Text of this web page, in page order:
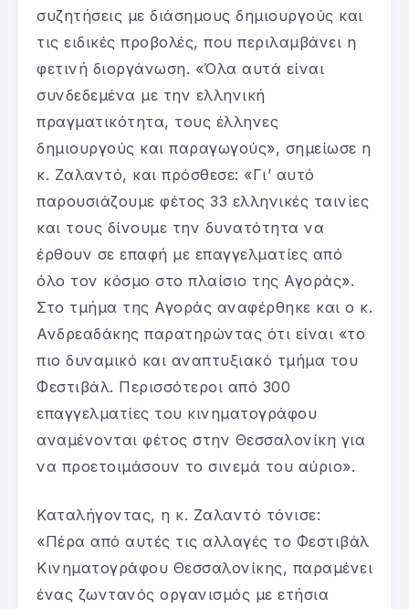
συζητήσεις με διάσημους δημιουργούς και
τις ειδικές προβολές, που περιλαμβάνει η
φετινή διοργάνωση. «Όλα αυτά είναι
συνδεδεμένα με την ελληνική
πραγματικότητα, τους έλληνες
δημιουργούς και παραγωγούς», σημείωσε η
κ. Ζαλαντό, και πρόσθεσε: «Γι’ αυτό
παρουσιάζουμε φέτος 33 ελληνικές ταινίες
και τους δίνουμε την δυνατότητα να
έρθουν σε επαφή με επαγγελματίες από
όλο τον κόσμο στο πλαίσιο της Αγοράς».
Στο τμήμα της Αγοράς αναφέρθηκε και ο κ.
Ανδρεαδάκης παρατηρώντας ότι είναι «το
πιο δυναμικό και αναπτυξιακό τμήμα του
Φεστιβάλ. Περισσότεροι από 300
επαγγελματίες του κινηματογράφου
αναμένονται φέτος στην Θεσσαλονίκη για
να προετοιμάσουν το σινεμά του αύριο».
Καταλήγοντας, η κ. Ζαλαντό τόνισε:
«Πέρα από αυτές τις αλλαγές το Φεστιβάλ
Κινηματογράφου Θεσσαλονίκης, παραμένει
ένας ζωντανός οργανισμός με ετήσια